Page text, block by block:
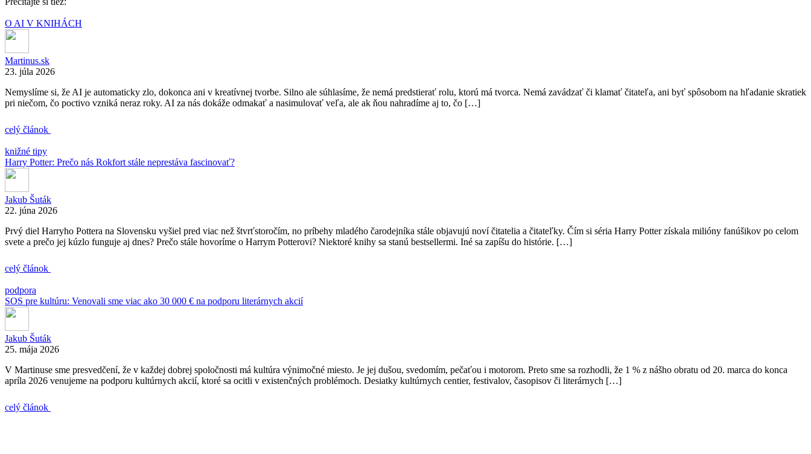
O AI V KNIHÁCH
Martinus.sk
23. júla 2026
Nemyslíme si, že AI je automaticky zlo, dokonca ani v kreatívnej tvorbe. Silno ale súhlasíme, že nemá predstierať rolu, ktorú má tvorca. Nemá zavádzať či klamať čitateľa, ani byť spôsobom na hľadanie skratiek
pri niečom, čo poctivo vzniká neraz roky. AI za nás dokáže odmakať a nasimulovať veľa, ale ak ňou nahradíme aj to, čo […]
celý článok
knižné tipy
Harry Potter: Prečo nás Rokfort stále neprestáva fascinovať?
Jakub Šuták
22. júna 2026
Prvý diel Harryho Pottera na Slovensku vyšiel pred viac než štvrťstoročím, no príbehy mladého čarodejníka stále objavujú noví čitatelia a čitateľky. Čím si séria Harry Potter získala milióny fanúšikov po celom
svete a prečo jej kúzlo funguje aj dnes? Prečo stále hovoríme o Harrym Potterovi? Niektoré knihy sa stanú bestsellermi. Iné sa zapíšu do histórie. […]
celý článok
podpora
SOS pre kultúru: Venovali sme viac ako 30 000 € na podporu literárnych akcií
Jakub Šuták
25. mája 2026
V Martinuse sme presvedčení, že v každej dobrej spoločnosti má kultúra výnimočné miesto. Je jej dušou, svedomím, pečaťou i motorom. Preto sme sa rozhodli, že 1 % z nášho obratu od 20. marca do konca
apríla 2026 venujeme na podporu kultúrnych akcií, ktoré sa ocitli v existenčných problémoch. Desiatky kultúrnych centier, festivalov, časopisov či literárnych […]
celý článok